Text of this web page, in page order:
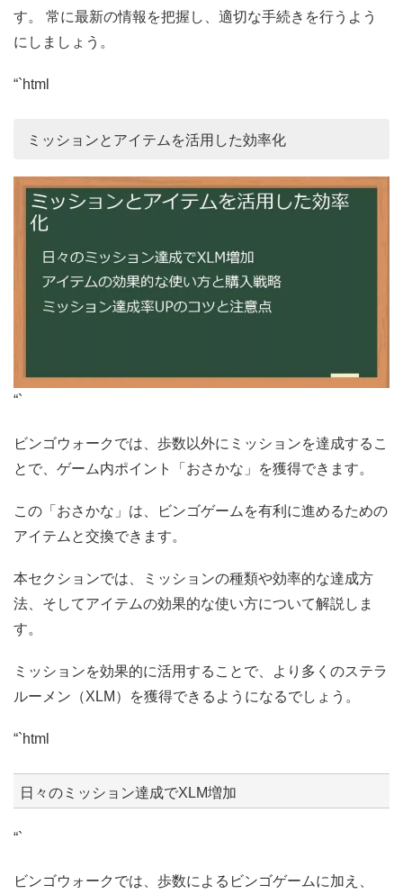
す。 常に最新の情報を把握し、適切な手続きを行うよう
にしましょう。
“`html
ミッションとアイテムを活用した効率化
“`
ビンゴウォークでは、歩数以外にミッションを達成するこ
とで、ゲーム内ポイント「おさかな」を獲得できます。
この「おさかな」は、ビンゴゲームを有利に進めるための
アイテムと交換できます。
本セクションでは、ミッションの種類や効率的な達成方
法、そしてアイテムの効果的な使い方について解説しま
す。
ミッションを効果的に活用することで、より多くのステラ
ルーメン（XLM）を獲得できるようになるでしょう。
“`html
日々のミッション達成でXLM増加
“`
ビンゴウォークでは、歩数によるビンゴゲームに加え、